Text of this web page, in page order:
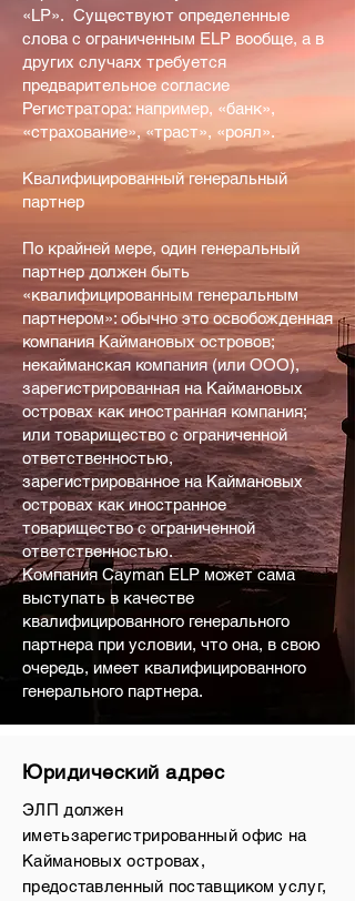
«LP». Существуют определенные
слова с ограниченным ELP вообще, а в
других случаях требуется
предварительное согласие
Регистратора: например, «банк»,
«страхование», «траст», «роял».
Квалифицированный генеральный
партнер
По крайней мере, один генеральный
партнер должен быть
«квалифицированным генеральным
партнером»: обычно это освобожденная
компания Каймановых островов;
некайманская компания (или ООО),
зарегистрированная на Каймановых
островах как иностранная компания;
или товарищество с ограниченной
ответственностью,
зарегистрированное на Каймановых
островах как иностранное
товарищество с ограниченной
ответственностью.
Компания Cayman ELP может сама
выступать в качестве
квалифицированного генерального
партнера при условии, что она, в свою
очередь, имеет квалифицированного
генерального партнера.
Юридический адрес
ЭЛП должен
иметьзарегистрированный офис на
Каймановых островах,
предоставленный поставщиком услуг,